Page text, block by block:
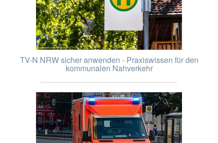
TV-N NRW sicher anwenden - Praxiswissen für den
kommunalen Nahverkehr